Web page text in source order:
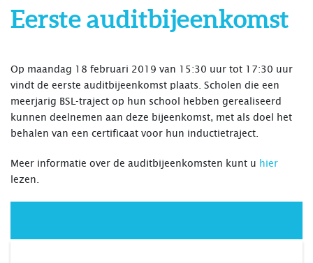
Eerste auditbijeenkomst
Op maandag 18 februari 2019 van 15:30 uur tot 17:30 uur
vindt de eerste auditbijeenkomst plaats. Scholen die een
meerjarig BSL-traject op hun school hebben gerealiseerd
kunnen deelnemen aan deze bijeenkomst, met als doel het
behalen van een certificaat voor hun inductietraject.
Meer informatie over de auditbijeenkomsten kunt u hier
lezen.